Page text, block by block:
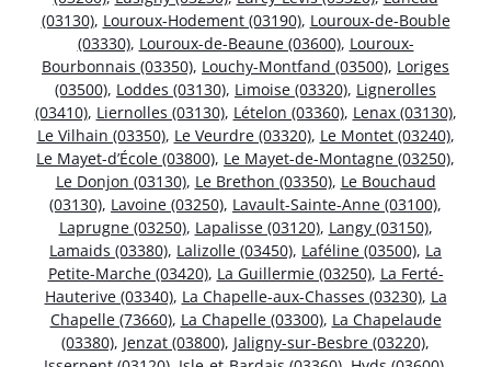
(03130), Louroux-Hodement (03190), Louroux-de-Bouble
(03330), Louroux-de-Beaune (03600), Louroux-
Bourbonnais (03350), Louchy-Montfand (03500), Loriges
(03500), Loddes (03130), Limoise (03320), Lignerolles
(03410), Liernolles (03130), Lételon (03360), Lenax (03130),
Le Vilhain (03350), Le Veurdre (03320), Le Montet (03240),
Le Mayet-d’École (03800), Le Mayet-de-Montagne (03250),
Le Donjon (03130), Le Brethon (03350), Le Bouchaud
(03130), Lavoine (03250), Lavault-Sainte-Anne (03100),
Laprugne (03250), Lapalisse (03120), Langy (03150),
Lamaids (03380), Lalizolle (03450), Laféline (03500), La
Petite-Marche (03420), La Guillermie (03250), La Ferté-
Hauterive (03340), La Chapelle-aux-Chasses (03230), La
Chapelle (73660), La Chapelle (03300), La Chapelaude
(03380), Jenzat (03800), Jaligny-sur-Besbre (03220),